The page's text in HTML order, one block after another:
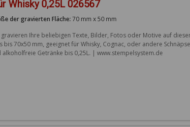
Whisky 0,25L 026567
der gravierten Fläche: 70 mm x 50 mm
Ihre beliebigen Texte, Bilder, Fotos oder Motive auf
bis 70x50 mm, geeignet für Whisky, Cognac, oder andere Schnäpse
alkoholfreie Getränke bis 0,25L. | www.stempelsystem.de